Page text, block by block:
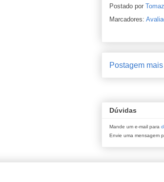
Postado por
Marcadores:
Postagem
Dúvidas
Mande um e-mail para
Envie uma mensagem